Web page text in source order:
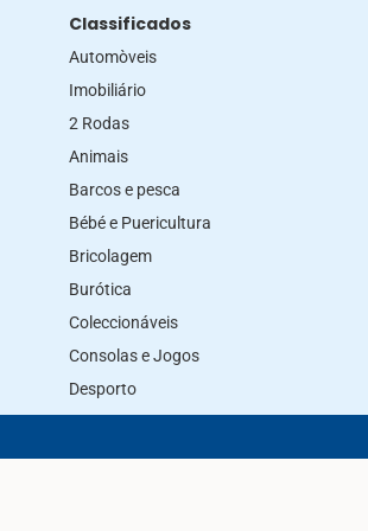
Classificados
Automòveis
Imobiliário
2 Rodas
Animais
Barcos e pesca
Bébé e Puericultura
Bricolagem
Burótica
Coleccionáveis
Consolas e Jogos
Desporto